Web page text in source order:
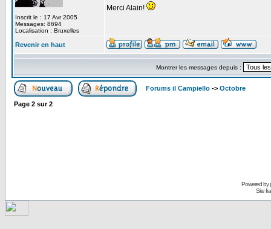
Inscrit le : 17 Avr 2005
Messages: 8694
Localisation : Bruxelles
Merci Alain!
Revenir en haut
Montrer les messages depuis :
Forums il Campiello -> Octobre
Page 2 sur2
Powered by
Site